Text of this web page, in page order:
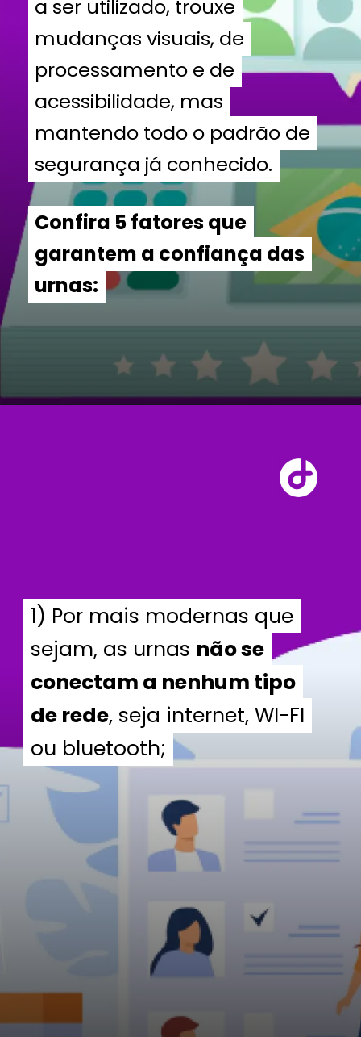
Confira 5 fatores que
garantem a confiança das
urnas:
Confira 5 fatores que
garantem a confiança das
urnas:
a ser utilizado, trouxe
mudanças visuais, de
processamento e de
acessibilidade, mas
mantendo todo o padrão de
segurança já conhecido.
a ser utilizado, trouxe
mudanças visuais, de
processamento e de
acessibilidade, mas
mantendo todo o padrão de
segurança já conhecido.
1) Por mais modernas que
sejam, as urnas não se
conectam a nenhum tipo
de rede, seja internet, WI-FI
ou bluetooth;
1) Por mais modernas que
sejam, as urnas não se
conectam a nenhum tipo
de rede, seja internet, WI-FI
ou bluetooth;